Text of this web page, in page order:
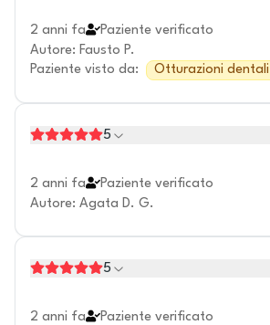
2 anni fa
Paziente verificato
Autore: Fausto P.
Paziente visto da: Otturazioni dentali
5
2 anni fa
Paziente verificato
Autore: Agata D. G.
5
2 anni fa
Paziente verificato